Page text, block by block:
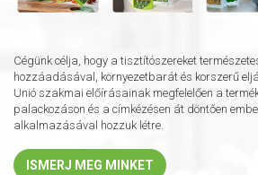
Cégünk célja, hogy a tisztítószereket
hozzáadásával, környezetbarát és korszerű
Unió szakmai előírásainak megfelelően a
palackozáson és a címkézésen át döntően
alkalmazásával hozzuk létre.
ISMERJ MEG MINKET